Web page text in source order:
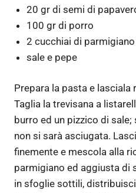
20 gr di semi di
100 gr di porro
2 cucchiai di parmigiano
sale e pepe
Prepara la pasta e lasciala
Taglia la trevisana a
burro ed un pizzico di
non si sarà asciugata.
finemente e mescola alla
parmigiano ed aggiusta di
in sfoglie sottili,